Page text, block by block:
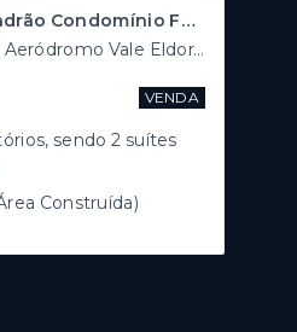
Casa Alto Padrão Condomínio Fechado, Bragança Paulista/SP
Loteamento Aeródromo Vale Eldorado - Bragança Paulista/SP
VENDA
, sendo2 suítes
Construída)